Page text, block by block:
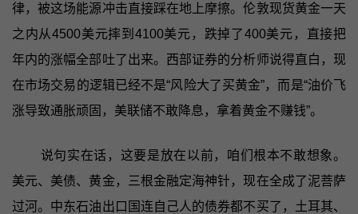
律，被这场能源冲击直接踩在地上摩擦。伦敦现货黄金一天
之内从4500美元摔到4100美元，跌掉了400美元，直接把
年内的涨幅全部吐了出来。西部证券的分析师说得直白，现
在市场交易的逻辑已经不是“风险大了买黄金”，而是“油价飞
涨导致通胀顽固，美联储不敢降息，拿着黄金不赚钱”。
说句实在话，这要是放在以前，咱们根本不敢想象。
美元、美债、黄金，三根金融定海神针，现在全成了泥菩萨
过河。中东石油出口国连自己人的债券都不买了，土耳其、